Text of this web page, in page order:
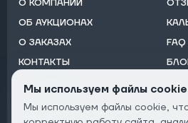
О КОМПАНИИ
ОБ АУКЦИОНАХ
О ЗАКАЗАХ
КОНТАКТЫ
FAQ
Подписаться на рассылку:
Мы используем файлы cookie
Мы используем файлы cookie,